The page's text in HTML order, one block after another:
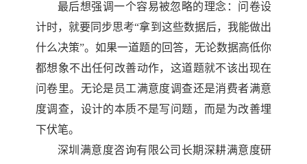
最后想强调一个容易被忽略的理念：问卷设
计时，就要同步思考“拿到这些数据后，我能做出
什么决策”。如果一道题的回答，无论数据高低你
都想象不出任何改善动作，这道题就不该出现在
问卷里。无论是员工满意度调查还是消费者满意
度调查，设计的本质不是写问题，而是为改善埋
下伏笔。
深圳满意度咨询有限公司长期深耕满意度研